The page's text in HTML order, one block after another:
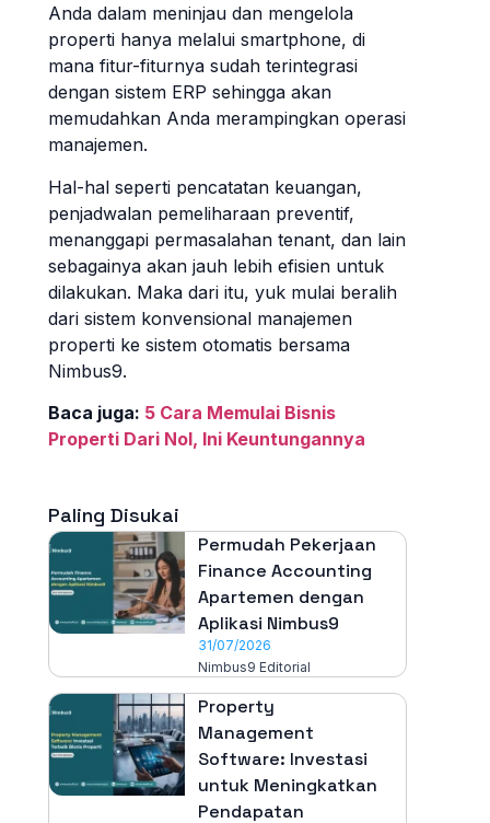
Anda dalam meninjau dan mengelola
properti hanya melalui smartphone, di
mana fitur-fiturnya sudah terintegrasi
dengan sistem ERP sehingga akan
memudahkan Anda merampingkan operasi
manajemen.
Hal-hal seperti pencatatan keuangan,
penjadwalan pemeliharaan preventif,
menanggapi permasalahan tenant, dan lain
sebagainya akan jauh lebih efisien untuk
dilakukan. Maka dari itu, yuk mulai beralih
dari sistem konvensional manajemen
properti ke sistem otomatis bersama
Nimbus9.
Baca juga: 5 Cara Memulai Bisnis
Properti Dari Nol, Ini Keuntungannya
Paling Disukai
Permudah Pekerjaan
Finance Accounting
Apartemen dengan
Aplikasi Nimbus9
31/07/2026
Nimbus9 Editorial
Property
Management
Software: Investasi
untuk Meningkatkan
Pendapatan